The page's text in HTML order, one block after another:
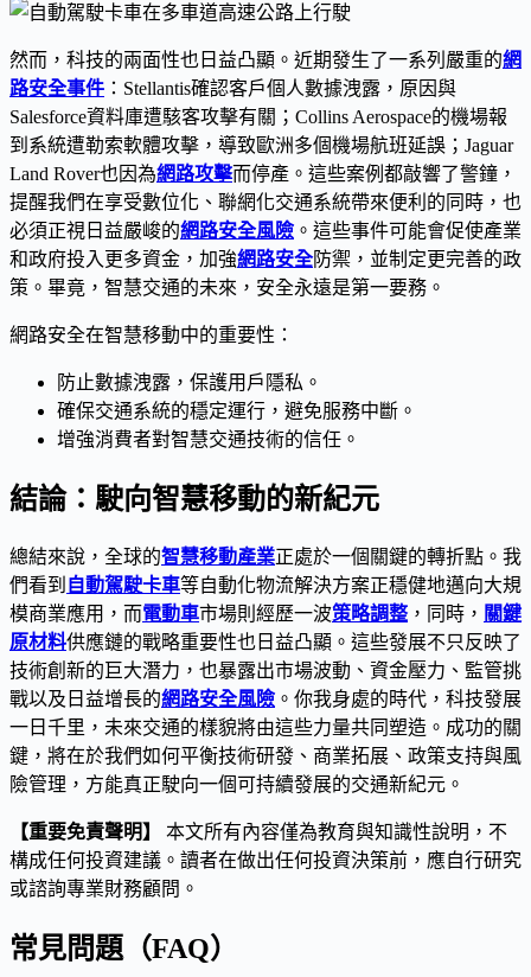
然而，科技的兩面性也日益凸顯。近期發生了一系列嚴重的網
路安全事件 ：Stellantis確認客戶個人數據洩露，原因與
Salesforce資料庫遭駭客攻擊有關；Collins Aerospace的機場報
到系統遭勒索軟體攻擊，導致歐洲多個機場航班延誤；Jaguar
Land Rover也因為網路攻擊而停產。這些案例都敲響了警鐘，
提醒我們在享受數位化、聯網化交通系統帶來便利的同時，也
必須正視日益嚴峻的網路安全風險 。這些事件可能會促使產業
和政府投入更多資金，加強網路安全防禦，並制定更完善的政
策。畢竟，智慧交通的未來，安全永遠是第一要務。
網路安全在智慧移動中的重要性：
防止數據洩露，保護用戶隱私。
確保交通系統的穩定運行，避免服務中斷。
增強消費者對智慧交通技術的信任。
結論：駛向智慧移動的新紀元
總結來說，全球的智慧移動產業正處於一個關鍵的轉折點。我
們看到 自動駕駛卡車等自動化物流解決方案正穩健地邁向大規
模商業應用，而電動車市場則經歷一波策略調整 ，同時， 關鍵
原材料供應鏈的戰略重要性也日益凸顯。這些發展不只反映了
技術創新的巨大潛力，也暴露出市場波動、資金壓力、監管挑
戰以及日益增長的網路安全風險 。你我身處的時代，科技發展
一日千里，未來交通的樣貌將由這些力量共同塑造。成功的關
鍵，將在於我們如何平衡技術研發、商業拓展、政策支持與風
險管理，方能真正駛向一個可持續發展的交通新紀元。
【重要免責聲明】
本文所有內容僅為教育與知識性說明，不
構成任何投資建議。讀者在做出任何投資決策前，應自行研究
或諮詢專業財務顧問。
常見問題（FAQ）